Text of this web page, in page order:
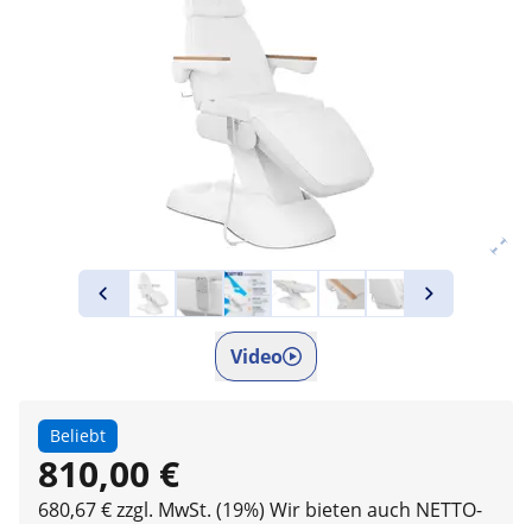
Video
Beliebt
810,00 €
680,67 € zzgl. MwSt. (19%) Wir bieten auch NETTO-